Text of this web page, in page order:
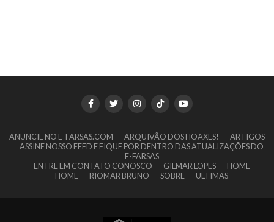
ANUNCIE NO E-FARSAS.COM ARQUIVÃO DOS HOAXES!
ARTIGOS
ASSINE NOSSO FEED E FIQUE POR DENTRO DAS ATUALIZAÇÕES DO
E-FARSAS
ENTRE EM CONTATO CONOSCO
GILMAR LOPES
HOME
HOME
RIOMAR BRUNO SOBRE ULTIMAS